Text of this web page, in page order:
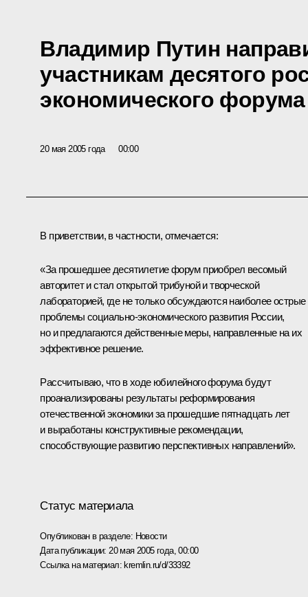
Владимир Путин
участникам десятого
экономического форума
20 мая 2005 года 00:00
В приветствии, в частности, отмечается:
«За прошедшее десятилетие форум приобрел весомый
авторитет и стал открытой трибуной и творческой
лабораторией, где не только обсуждаются наиболее острые
проблемы социально-экономического развития России,
но и предлагаются действенные меры, направленные на их
эффективное решение.
Рассчитываю, что в ходе юбилейного форума будут
проанализированы результаты реформирования
отечественной экономики за прошедшие пятнадцать лет
и выработаны конструктивные рекомендации,
способствующие развитию перспективных направлений».
Статус материала
Опубликован в разделе: Новости
Дата публикации: 20 мая 2005 года, 00:00
Ссылка на материал:kremlin.ru/d/33392